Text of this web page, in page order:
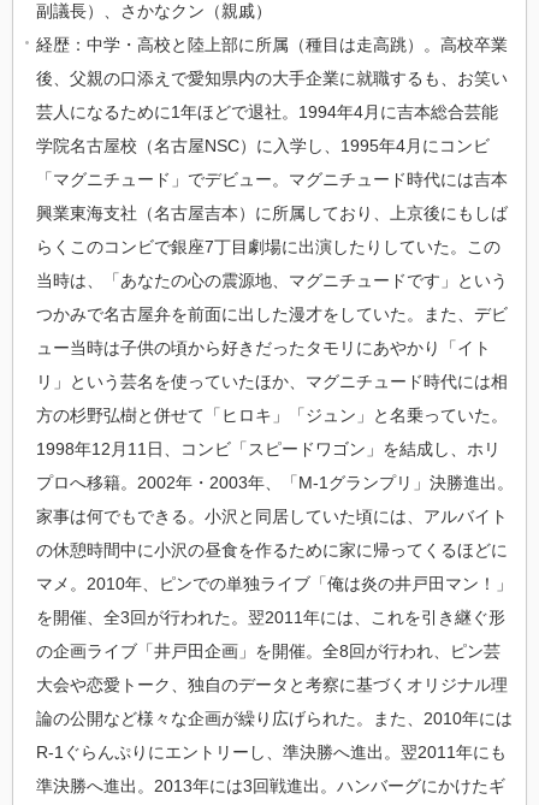
副議長）、さかなクン（親戚）
経歴：中学・高校と陸上部に所属（種目は走高跳）。高校卒業
後、父親の口添えで愛知県内の大手企業に就職するも、お笑い
芸人になるために1年ほどで退社。1994年4月に吉本総合芸能
学院名古屋校（名古屋NSC）に入学し、1995年4月にコンビ
「マグニチュード」でデビュー。マグニチュード時代には吉本
興業東海支社（名古屋吉本）に所属しており、上京後にもしば
らくこのコンビで銀座7丁目劇場に出演したりしていた。この
当時は、「あなたの心の震源地、マグニチュードです」という
つかみで名古屋弁を前面に出した漫才をしていた。また、デビ
ュー当時は子供の頃から好きだったタモリにあやかり「イト
リ」という芸名を使っていたほか、マグニチュード時代には相
方の杉野弘樹と併せて「ヒロキ」「ジュン」と名乗っていた。
1998年12月11日、コンビ「スピードワゴン」を結成し、ホリ
プロへ移籍。2002年・2003年、「M-1グランプリ」決勝進出。
家事は何でもできる。小沢と同居していた頃には、アルバイト
の休憩時間中に小沢の昼食を作るために家に帰ってくるほどに
マメ。2010年、ピンでの単独ライブ「俺は炎の井戸田マン！」
を開催、全3回が行われた。翌2011年には、これを引き継ぐ形
の企画ライブ「井戸田企画」を開催。全8回が行われ、ピン芸
大会や恋愛トーク、独自のデータと考察に基づくオリジナル理
論の公開など様々な企画が繰り広げられた。また、2010年には
R-1ぐらんぷりにエントリーし、準決勝へ進出。翌2011年にも
準決勝へ進出。2013年には3回戦進出。ハンバーグにかけたギ